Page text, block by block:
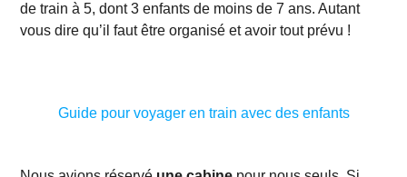
de train à 5, dont 3 enfants de moins de 7 ans. Autant
vous dire qu’il faut être organisé et avoir tout prévu !
Guide pour voyager en train avec des enfants